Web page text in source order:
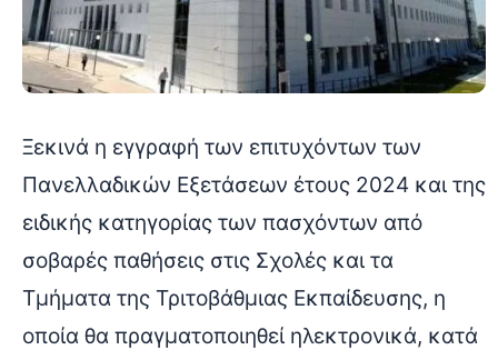
Ξεκινά η εγγραφή των επιτυχόντων των
Πανελλαδικών Εξετάσεων έτους 2024 και της
ειδικής κατηγορίας των πασχόντων από
σοβαρές παθήσεις στις Σχολές και τα
Τμήματα της Τριτοβάθμιας Εκπαίδευσης, η
οποία θα πραγματοποιηθεί ηλεκτρονικά, κατά